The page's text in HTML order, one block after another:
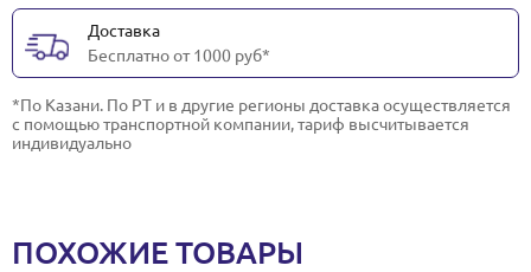
Доставка
Бесплатно от 1000 руб*
*По Казани. По РТ и в другие регионы доставка осуществляется
с помощью транспортной компании, тариф высчитывается
индивидуально
ПОХОЖИЕ ТОВАРЫ